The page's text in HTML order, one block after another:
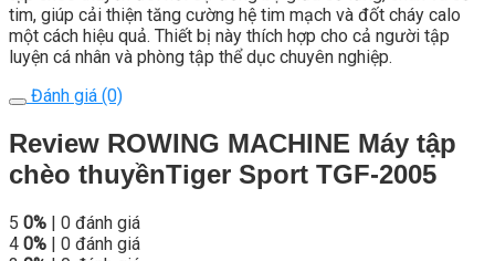
tim, giúp cải thiện tăng cường hệ tim mạch và đốt cháy calo
một cách hiệu quả. Thiết bị này thích hợp cho cả người tập
luyện cá nhân và phòng tập thể dục chuyên nghiệp.
Đánh giá (0)
Review ROWING MACHINE Máy tập
chèo thuyềnTiger Sport TGF-2005
5 0% | 0 đánh giá
4 0% | 0 đánh giá